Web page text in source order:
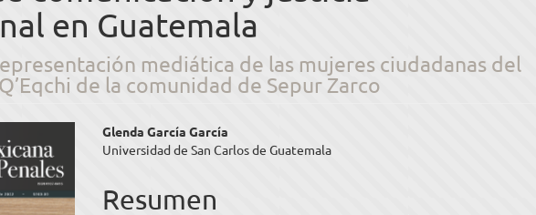
en Guatemala
mediática de las mujeres ciudadanas del
de la comunidad de Sepur Zarco
Contenido
principal
del
Glenda García García
Universidad de San Carlos de Guatemala
Resumen